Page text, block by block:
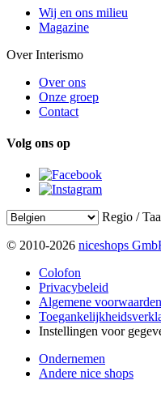
Wij en ons milieu
Magazine
Over Interismo
Over ons
Onze groep
Contact
Volg ons op
Regio /
© 2010-2026 niceshops
Colofon
Privacybeleid
Algemene
Instellingen voor
Ondernemen
Andere nice shops